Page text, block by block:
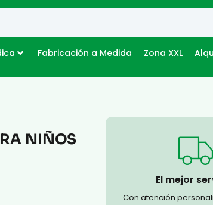
Fabricación a Medida Zona XXL
NIÑOS
El mejor
Con atención